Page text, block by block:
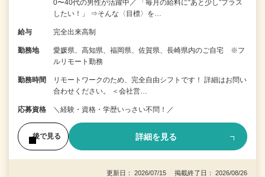
0〜40代の男性が活躍中／ 「毎月の給料に“あと少し”プラス
したい！」 ⇒そんな〈目標〉を…
給与 完全出来高制
勤務地
愛媛県、高知県、福岡県、佐賀県、長崎県内のご自宅 ※フ
ルリモート勤務
勤務時間
リモートワークのため、完全自由シフトです！ 詳細はお問い
合わせください。 ＜会社営…
応募資格 ＼経験・資格・学歴いっさい不問！／
後で見る 詳細を見る
更新日： 2026/07/15 掲載終了日： 2026/08/26